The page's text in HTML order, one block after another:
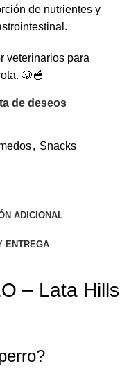
de nutrientes y
veterinarios para
🐶🥣
de deseos
, Snacks
ADICIONAL
ENTREGA
– Lata Hills